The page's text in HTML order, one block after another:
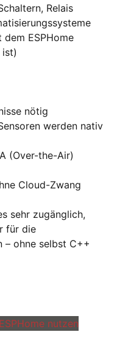
Relais
dem ESPHome
nötig
werden nativ
(Over-the-Air)
Cloud-Zwang
sehr zugänglich,
für die
– ohne selbst C++